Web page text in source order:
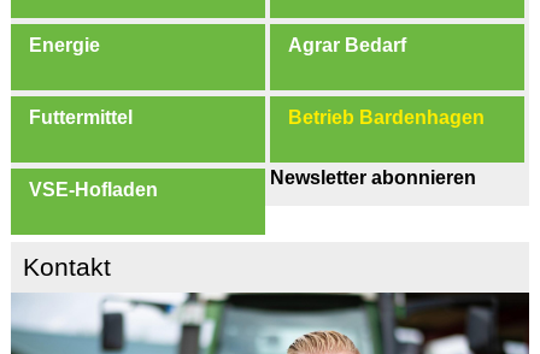
Energie Agrar Bedarf
Futtermittel Betrieb Bardenhagen
VSE-Hofladen
Newsletter abonnieren
Kontakt